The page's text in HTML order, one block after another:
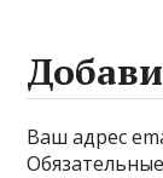
Ваш адрес